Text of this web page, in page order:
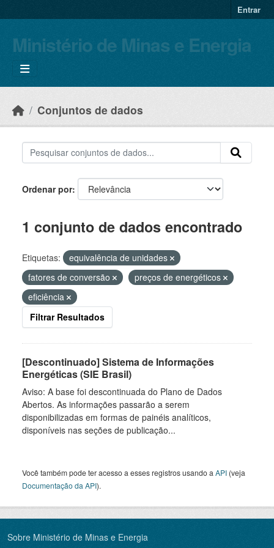
Entrar
Ministério de Minas e Energia
Conjuntos de dados
Ordenar por
1 conjunto de dados encontrado
Etiquetas:
equivalência de unidades
fatores de conversão
preços de energéticos
eficiência
Filtrar Resultados
[Descontinuado] Sistema de Informações
Energéticas (SIE Brasil)
Aviso: A base foi descontinuada do Plano de Dados
Abertos. As informações passarão a serem
disponibilizadas em formas de painéis analíticos,
disponíveis nas seções de publicação...
Você também pode ter acesso a esses registros usando a API (veja
Documentação da API).
Sobre Ministério de Minas e Energia